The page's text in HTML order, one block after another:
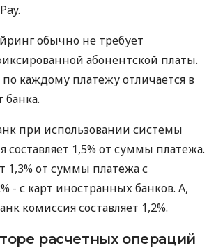
обычно не требует
абонентской платы.
каждому платежу отличается в
банка.
при использовании системы
составляет 1,5% от суммы платежа.
1,3% от суммы платежа с
- с карт иностранных банков. А,
комиссия составляет 1,2%.
расчетных операций